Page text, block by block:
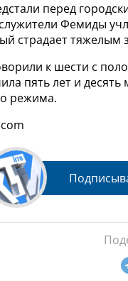
перед
Фемиды
страдает тяжелым
к шести с
пять лет и
режима.